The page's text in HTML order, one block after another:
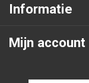
Informatie
Mijn account